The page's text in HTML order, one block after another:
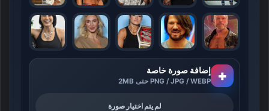
+ إضافة صورة خاصة
PNG / JPG / WEBP حتى 2MB
لم يتم اختيار صورة